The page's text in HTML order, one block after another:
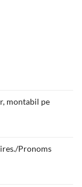
montabil pe
Pronoms